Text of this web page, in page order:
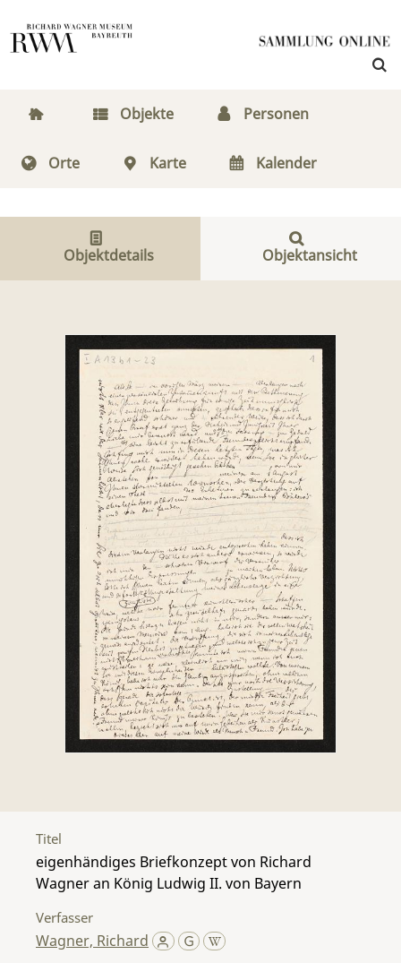
Objekte Personen
Orte Karte Kalender
Objektdetails Objektansicht
Titel
eigenhändiges Briefkonzept von Richard
Wagner an König Ludwig II. von Bayern
Verfasser
Wagner, Richard